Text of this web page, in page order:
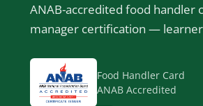
ANAB-accredited food handler
manager certification —
Food Handler Card
ANAB Accredited